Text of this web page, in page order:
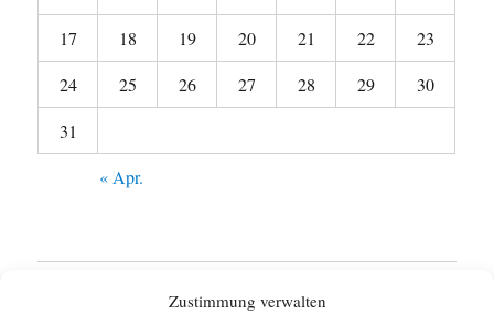
Zustimmung verwalten
17
18 19 20 21 22
23
24
25 26 27 28 29
30
31
« Apr.